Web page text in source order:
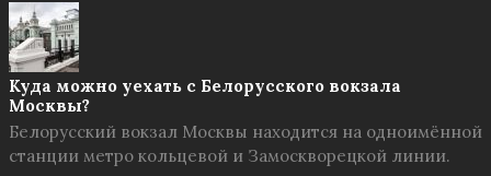
Куда можно уехать с Белорусского вокзала
Москвы?
Белорусский вокзал Москвы находится на одноимённой
станции метро кольцевой и Замоскворецкой линии.